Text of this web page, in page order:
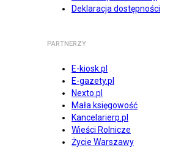
Deklaracja dostępności
PARTNERZY
E-kiosk.pl
E-gazety.pl
Nexto.pl
Mała księgowość
Kancelarierp.pl
Wieści Rolnicze
Życie Warszawy